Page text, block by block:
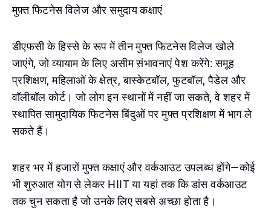
मुफ़्त फिटनेस विलेज और समुदाय कक्षाएं
डीएफसी के हिस्से के रूप में तीन मुफ्त फिटनेस विलेज खोले
जाएंगे, जो व्यायाम के लिए असीम संभावनाएं पेश करेंगे: समूह
प्रशिक्षण, महिलाओं के क्षेत्र, बास्केटबॉल, फुटबॉल, पैडेल और
वॉलीबॉल कोर्ट। जो लोग इन स्थानों में नहीं जा सकते, वे शहर में
स्थापित सामुदायिक फिटनेस बिंदुओं पर मुफ्त प्रशिक्षण में भाग ले
सकते हैं।
शहर भर में हजारों मुफ्त कक्षाएं और वर्कआउट उपलब्ध होंगे—कोई
भी शुरुआत योग से लेकर HIIT या यहां तक कि डांस वर्कआउट
तक चुन सकता है जो उनके लिए सबसे अच्छा होता है।